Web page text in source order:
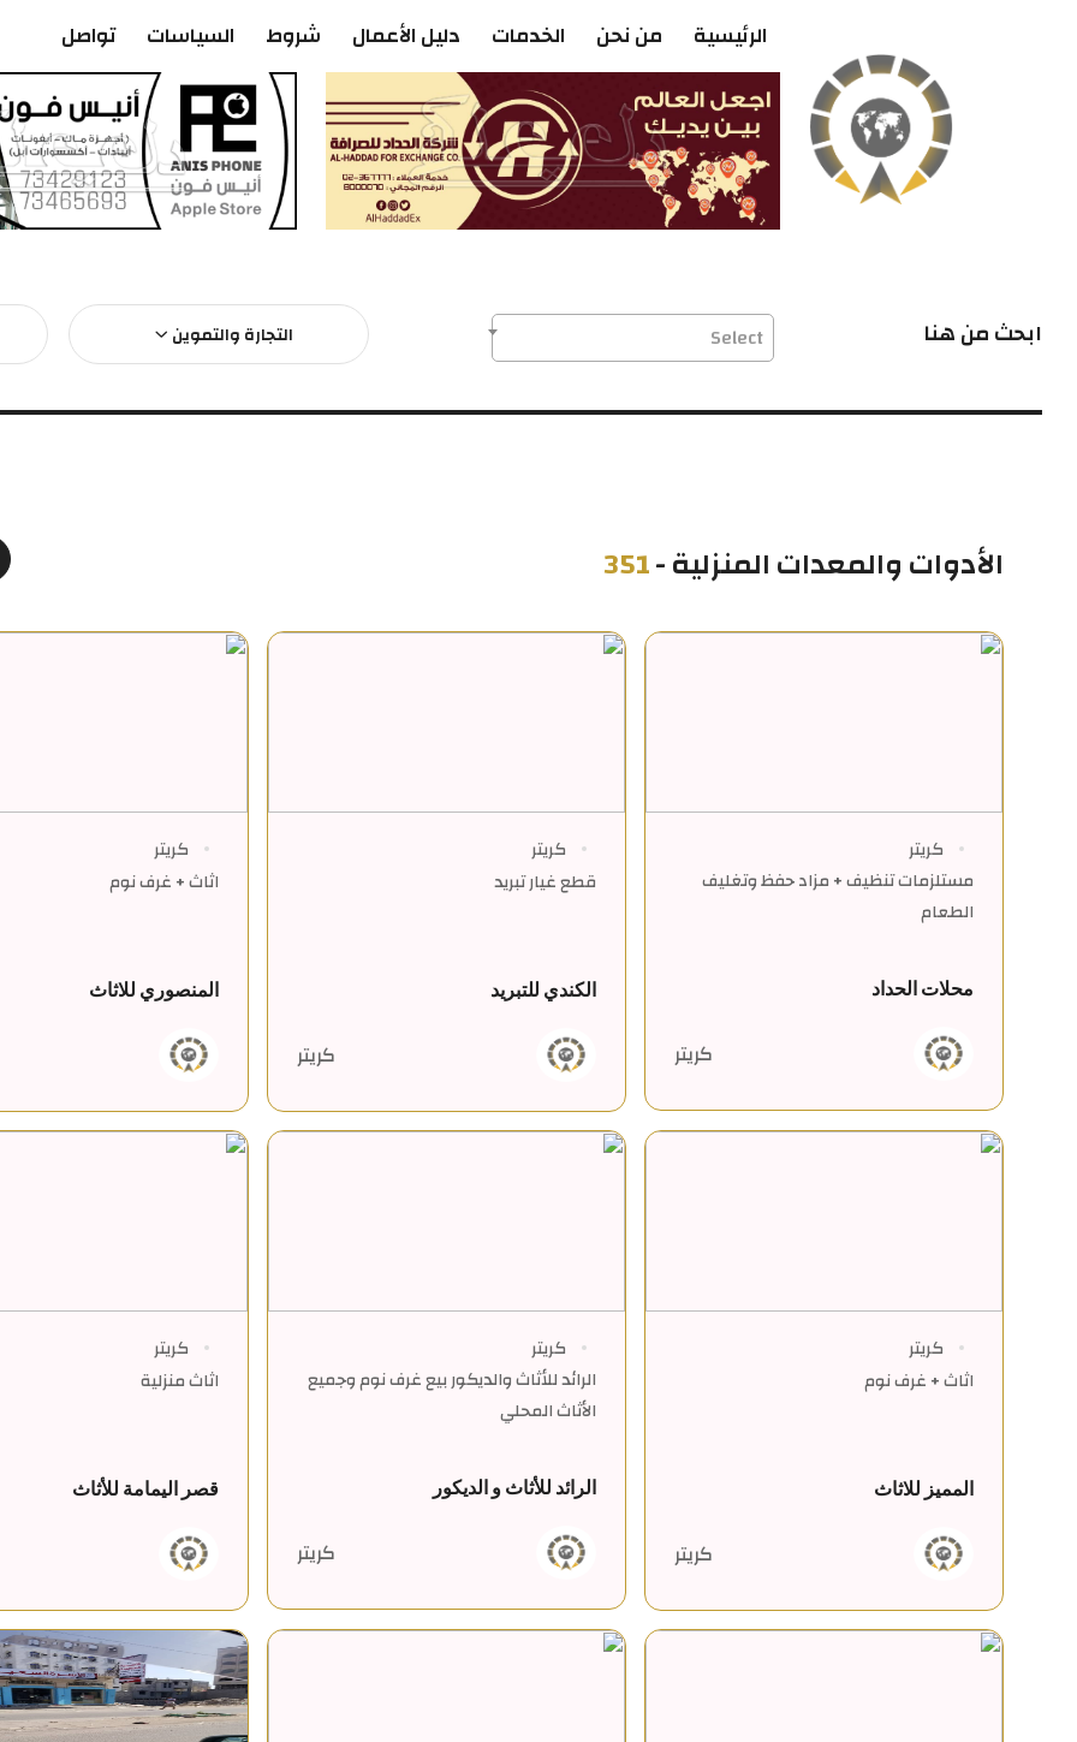
الرئيسية من نحن الخدمات دليل الأعمال شروط السياسات تواصل
ابحث من هنا Select التجارة والتموين
الأدوات والمعدات المنزلية-
351
كريتر
مستلزمات تنظيف + مزاد حفظ وتغليف
الطعام
محلات الحداد
كريتر
كريتر
قطع غيار تبريد
الكندي للتبريد
كريتر
كريتر
اثاث + غرف نوم
المنصوري للاثاث
كريتر
اثاث + غرف نوم
المميز للاثاث
كريتر
كريتر
الرائد للأثاث والديكور بيع غرف نوم وجميع
الأثاث المحلي
الرائد للأثاث و الديكور
كريتر
كريتر
اثاث منزلية
قصر اليمامة للأثاث